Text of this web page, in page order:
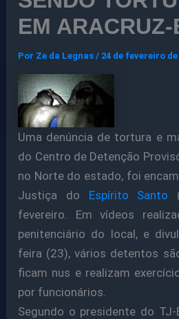
EM ARACRUZ-
Por Ze da Legnas/ 24 de fevereiro de
Uma denúncia de tortura e
do Centro de Detenção
no Norte do estado, foi
Justiça do Espírito Santo
fevereiro. Em vídeos
penitenciário do local, e
feira (23), vários detentos
ficam nus e realizam
por funcionários.
Segundo o presidente do TJ-